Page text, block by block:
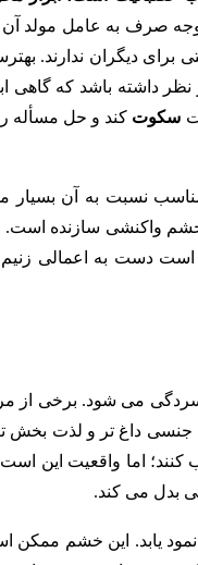
صرف به عامل مولد آن
دیگران ندارند.
داشته باشد که گاهی
سکوت کند و حل مسأله
نسبت به آن بسیار
واکنشی سازنده است.
است دست به اعمالی
می شود. برخی از
جنسی داغ تر و لذت بخش
اما واقعیت این
بدل می کند.
یابد. این خشم ممکن